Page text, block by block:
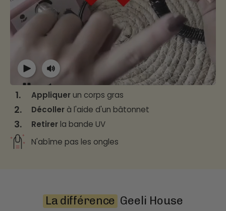
1. Appliquerun corps gras
2. Décoller à l'aide d'un bâtonnet
3. Retirerla bande UV
N'abîme pas les ongles
La différence Geeli House